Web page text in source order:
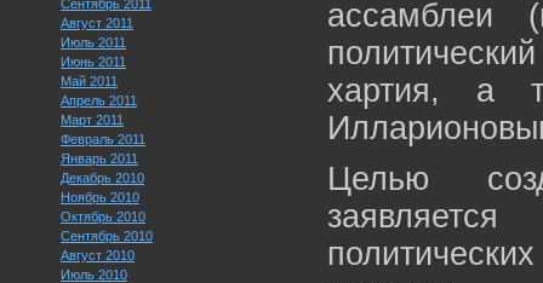
Сентябрь 2011
Август 2011
Июль 2011
Июнь 2011
Май 2011
Апрель 2011
Март 2011
Февраль 2011
Январь 2011
Декабрь 2010
Ноябрь 2010
Октябрь 2010
Сентябрь 2010
Август 2010
Июль 2010
ассамблеи
хартия, а
Целью